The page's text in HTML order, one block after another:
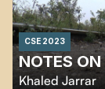
CSE 2023
NOTES
Khaled Jarrar